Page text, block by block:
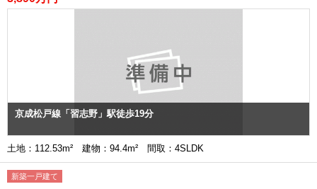
京成松戸線「習志野」駅徒歩19分
土地：112.53m² 建物：94.4m² 間取：4SLDK
新築一戸建て